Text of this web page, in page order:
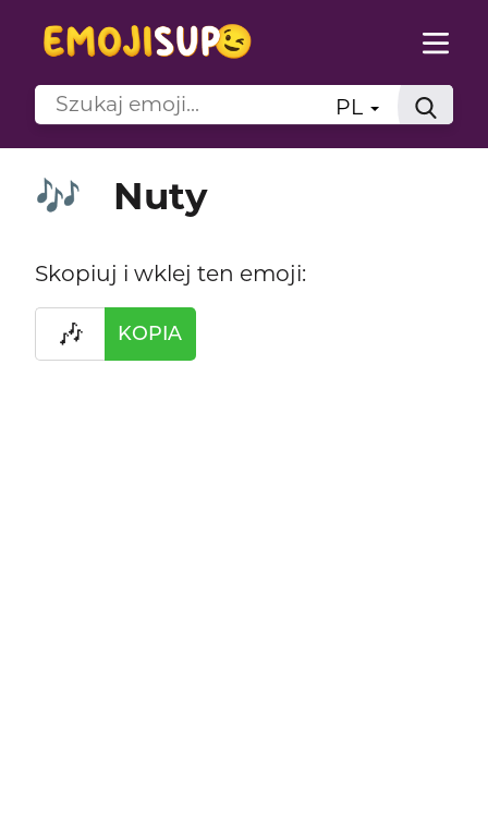
PL
🎶 Nuty
Skopiuj i wklej ten emoji:
🎶 KOPIA